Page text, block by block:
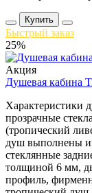
Купить
Быстрый заказ
25%
Акция
Душевая кабина
Характеристики
прозрачные
(тропический
душ выполнены
стеклянные
толщиной 6 мм,
профиль,